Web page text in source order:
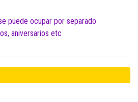
puede ocupar por separado
aniversarios etc